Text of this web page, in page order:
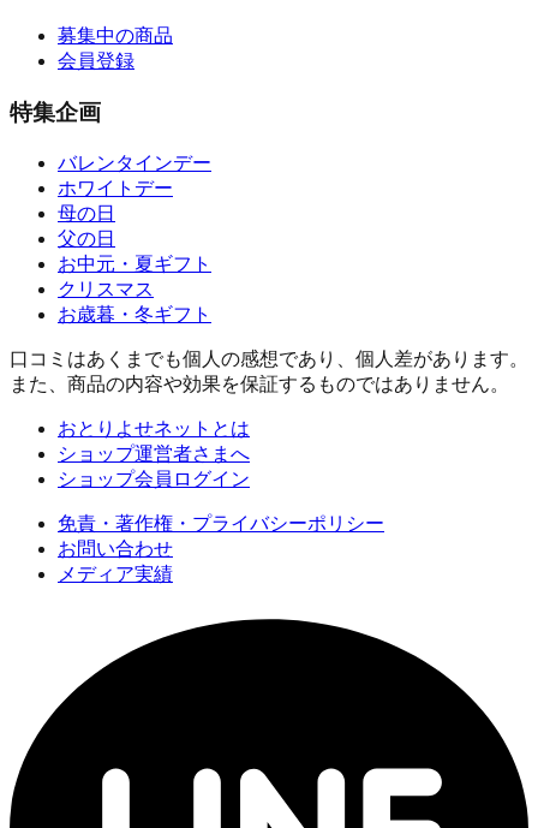
募集中の商品
会員登録
特集企画
バレンタインデー
ホワイトデー
母の日
父の日
お中元・夏ギフト
クリスマス
お歳暮・冬ギフト
口コミはあくまでも個人の感想であり、個人差があります。
また、商品の内容や効果を保証するものではありません。
おとりよせネットとは
ショップ運営者さまへ
ショップ会員ログイン
免責・著作権・プライバシーポリシー
お問い合わせ
メディア実績